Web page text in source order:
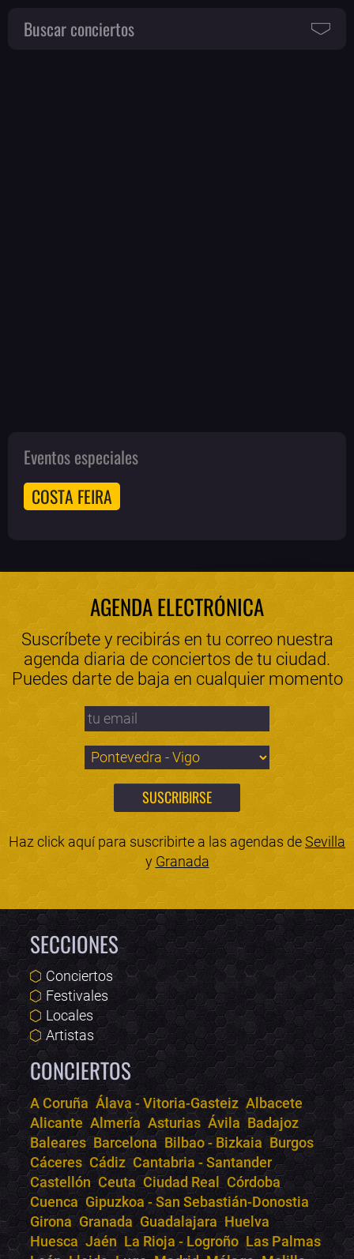
Buscar conciertos
Eventos especiales
COSTA FEIRA
AGENDA ELECTRÓNICA
Suscríbete y recibirás en tu correo nuestra
agenda diaria de conciertos de tu ciudad.
Puedes darte de baja en cualquier momento
Haz click aquí para suscribirte a las agendas deSevilla
y Granada
SECCIONES
Conciertos
Festivales
Locales
Artistas
CONCIERTOS
A Coruña Álava - Vitoria-Gasteiz Albacete
Alicante Almería Asturias Ávila Badajoz
Baleares Barcelona Bilbao - Bizkaia Burgos
Cáceres Cádiz Cantabria - Santander
Castellón Ceuta Ciudad Real Córdoba
Cuenca Gipuzkoa - San Sebastián-Donostia
Girona Granada Guadalajara Huelva
Huesca Jaén La Rioja - Logroño Las Palmas
Bololoco · conciertos.club
Online · Te ayudo a encontrar conciertos